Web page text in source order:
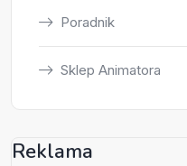
Poradnik
Sklep Animatora
Reklama